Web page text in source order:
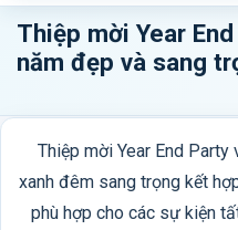
Thiệp mời Year
năm đẹp và sang
Thiệp mời Year End
xanh đêm sang trọng kết
phù hợp cho các sự kiện